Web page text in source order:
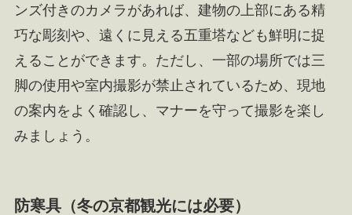
ンズ付きのカメラがあれば、建物の上部にある精
巧な彫刻や、遠くに見える五重塔なども鮮明に捉
えることができます。ただし、一部の場所では三
脚の使用や室内撮影が禁止されているため、現地
の案内をよく確認し、マナーを守って撮影を楽し
みましょう。
防寒具（冬の京都観光には必要）